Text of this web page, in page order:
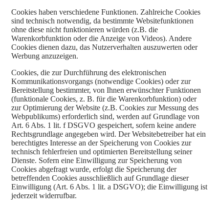
Cookies haben verschiedene Funktionen. Zahlreiche Cookies
sind technisch notwendig, da bestimmte Websitefunktionen
ohne diese nicht funktionieren würden (z.B. die
Warenkorbfunktion oder die Anzeige von Videos). Andere
Cookies dienen dazu, das Nutzerverhalten auszuwerten oder
Werbung anzuzeigen.
Cookies, die zur Durchführung des elektronischen
Kommunikationsvorgangs (notwendige Cookies) oder zur
Bereitstellung bestimmter, von Ihnen erwünschter Funktionen
(funktionale Cookies, z. B. für die Warenkorbfunktion) oder
zur Optimierung der Website (z.B. Cookies zur Messung des
Webpublikums) erforderlich sind, werden auf Grundlage von
Art. 6 Abs. 1 lit. f DSGVO gespeichert, sofern keine andere
Rechtsgrundlage angegeben wird. Der Websitebetreiber hat ein
berechtigtes Interesse an der Speicherung von Cookies zur
technisch fehlerfreien und optimierten Bereitstellung seiner
Dienste. Sofern eine Einwilligung zur Speicherung von
Cookies abgefragt wurde, erfolgt die Speicherung der
betreffenden Cookies ausschließlich auf Grundlage dieser
Einwilligung (Art. 6 Abs. 1 lit. a DSGVO); die Einwilligung ist
jederzeit widerrufbar.